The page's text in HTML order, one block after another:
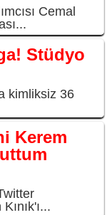
Cemal
Stüdyo
kimliksiz 36
Kerem